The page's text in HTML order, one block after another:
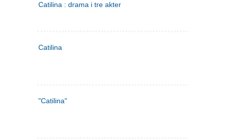
Catilina : drama i tre akter
Catilina
"Catilina"